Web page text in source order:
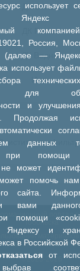
использует
Яндекс
Россия,
(далее —
использует
для
и
Продолжая
данных
при помощи
может
помочь нам
сайта.
вами
помощи
Яндексу и
в Российской
от
ДК Синтез
ДК Речник
ДК Водник
Иное
все
портал
Тобольска
материалов
портал обязательна
©2023-2026